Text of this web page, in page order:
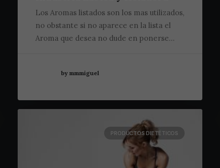
Los Aromas listados son los mas utilizados,
no obstante si no aparece en la lista el
Aroma que desea no dude en ponerse…
by mmmiguel
PRODUCTOS DIETÉTICOS